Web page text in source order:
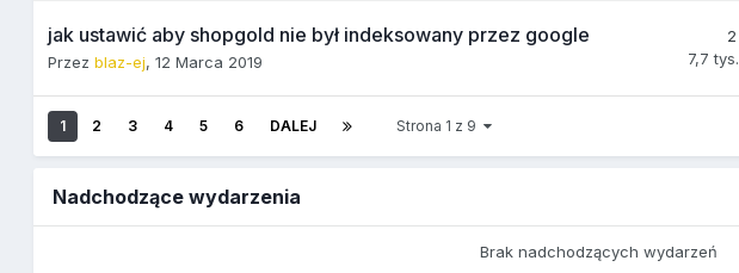
jak ustawić aby shopgold nie był indeksowany przez google
Przezblaz-ej,12 Marca 2019
2
7,7 tys.
1 2 3 4 5 6 DALEJ Strona 1 z 9
Nadchodzące wydarzenia
Brak nadchodzących wydarzeń